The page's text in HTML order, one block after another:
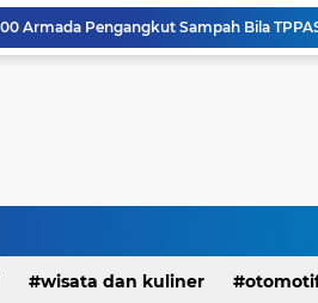
wisata dan kuliner